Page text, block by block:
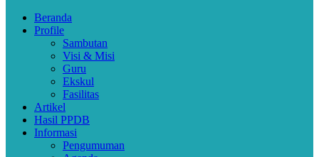
Beranda
Profile
Sambutan
Visi & Misi
Guru
Ekskul
Fasilitas
Artikel
Hasil PPDB
Informasi
Pengumuman